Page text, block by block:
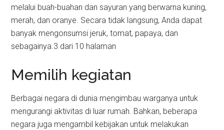
melalui buah-buahan dan sayuran yang berwarna kuning,
merah, dan oranye. Secara tidak langsung, Anda dapat
banyak mengonsumsi jeruk, tomat, papaya, dan
sebagainya.3 dari 10 halaman
Memilih kegiatan
Berbagai negara di dunia mengimbau warganya untuk
mengurangi aktivitas di luar rumah. Bahkan, beberapa
negara juga mengambil kebijakan untuk melakukan